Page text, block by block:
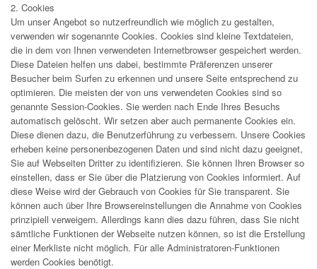
2. Cookies
Um unser Angebot so nutzerfreundlich wie möglich zu gestalten,
verwenden wir sogenannte Cookies. Cookies sind kleine Textdateien,
die in dem von Ihnen verwendeten Internetbrowser gespeichert werden.
Diese Dateien helfen uns dabei, bestimmte Präferenzen unserer
Besucher beim Surfen zu erkennen und unsere Seite entsprechend zu
optimieren. Die meisten der von uns verwendeten Cookies sind so
genannte Session-Cookies. Sie werden nach Ende Ihres Besuchs
automatisch gelöscht. Wir setzen aber auch permanente Cookies ein.
Diese dienen dazu, die Benutzerführung zu verbessern. Unsere Cookies
erheben keine personenbezogenen Daten und sind nicht dazu geeignet,
Sie auf Webseiten Dritter zu identifizieren. Sie können Ihren Browser so
einstellen, dass er Sie über die Platzierung von Cookies informiert. Auf
diese Weise wird der Gebrauch von Cookies für Sie transparent. Sie
können auch über Ihre Browsereinstellungen die Annahme von Cookies
prinzipiell verweigern. Allerdings kann dies dazu führen, dass Sie nicht
sämtliche Funktionen der Webseite nutzen können, so ist die Erstellung
einer Merkliste nicht möglich. Für alle Administratoren-Funktionen
werden Cookies benötigt.